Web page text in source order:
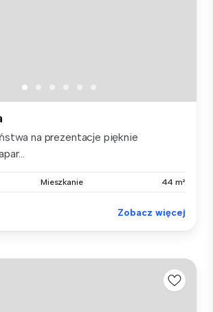
na prezentacje pięknie
Mieszkanie 44 m²
Zobacz więcej